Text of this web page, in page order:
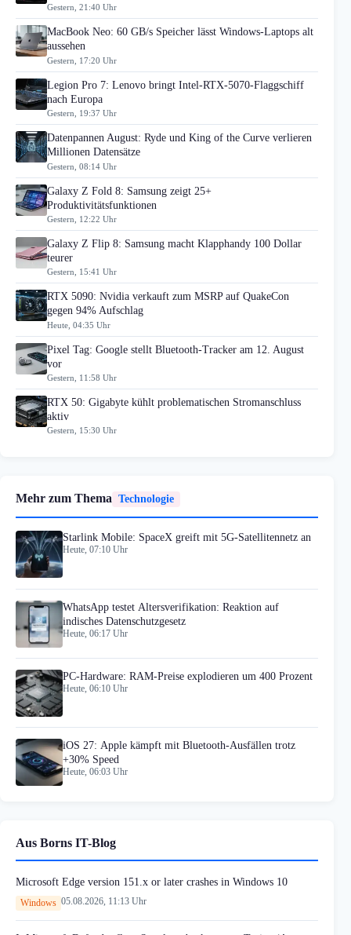
Gestern, 21:40 Uhr
MacBook Neo: 60 GB/s Speicher lässt Windows-Laptops alt
aussehen
Gestern, 17:20 Uhr
Legion Pro 7: Lenovo bringt Intel-RTX-5070-Flaggschiff
nach Europa
Gestern, 19:37 Uhr
Datenpannen August: Ryde und King of the Curve verlieren
Millionen Datensätze
Gestern, 08:14 Uhr
Galaxy Z Fold 8: Samsung zeigt 25+
Produktivitätsfunktionen
Gestern, 12:22 Uhr
Galaxy Z Flip 8: Samsung macht Klapphandy 100 Dollar
teurer
Gestern, 15:41 Uhr
RTX 5090: Nvidia verkauft zum MSRP auf QuakeCon
gegen 94% Aufschlag
Heute, 04:35 Uhr
Pixel Tag: Google stellt Bluetooth-Tracker am 12. August
vor
Gestern, 11:58 Uhr
RTX 50: Gigabyte kühlt problematischen Stromanschluss
aktiv
Gestern, 15:30 Uhr
Mehr zum Thema Technologie
Starlink Mobile: SpaceX greift mit 5G-Satellitennetz an
Heute, 07:10 Uhr
WhatsApp testet Altersverifikation: Reaktion auf
indisches Datenschutzgesetz
Heute, 06:17 Uhr
PC-Hardware: RAM-Preise explodieren um 400 Prozent
Heute, 06:10 Uhr
iOS 27: Apple kämpft mit Bluetooth-Ausfällen trotz
+30% Speed
Heute, 06:03 Uhr
Aus Borns IT-Blog
Microsoft Edge version 151.x or later crashes in Windows 10
Windows 05.08.2026, 11:13 Uhr